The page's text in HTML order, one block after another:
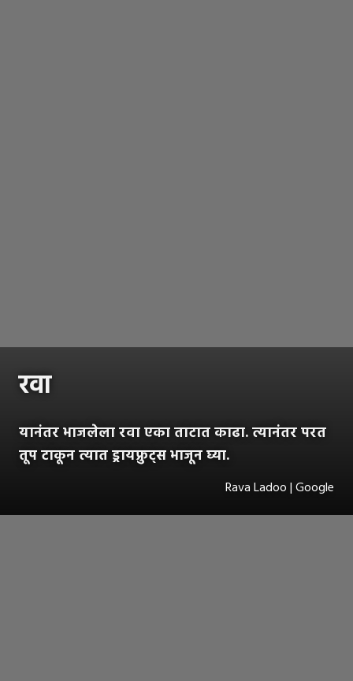
रवा
यानंतर भाजलेला रवा एका ताटात काढा. त्यानंतर परत
तूप टाकून त्यात ड्रायफ्रुट्स भाजून घ्या.
Rava Ladoo | Google